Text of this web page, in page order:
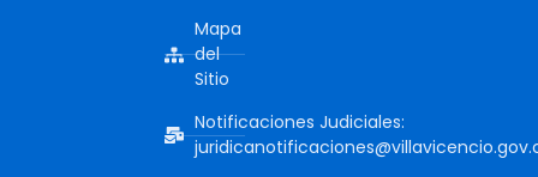
Mapa
del
Sitio
Notificaciones Judiciales: